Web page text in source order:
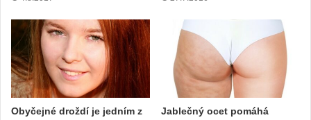
Zůstaňte zdraví